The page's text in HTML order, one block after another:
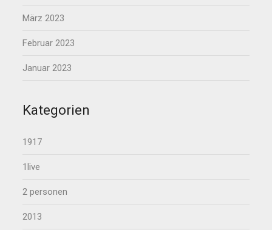
März 2023
Februar 2023
Januar 2023
Kategorien
1917
1live
2 personen
2013